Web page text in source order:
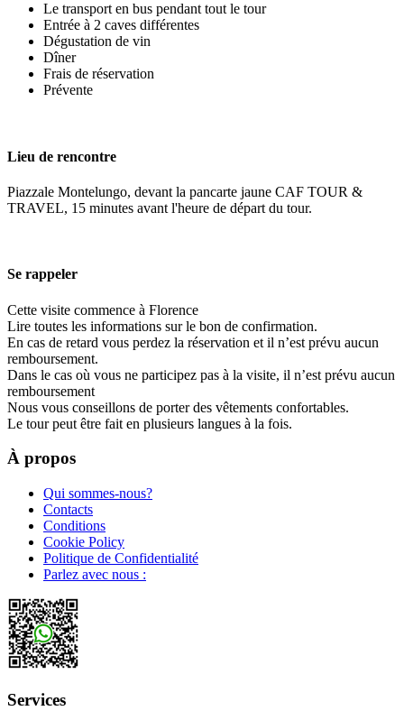
Le transport en bus pendant tout le tour
Entrée à 2 caves différentes
Dégustation de vin
Dîner
Frais de réservation
Prévente
Lieu de rencontre
Piazzale Montelungo, devant la pancarte jaune CAF TOUR &
TRAVEL, 15 minutes avant l'heure de départ du tour.
Se rappeler
Cette visite commence à Florence
Lire toutes les informations sur le bon de confirmation.
En cas de retard vous perdez la réservation et il n’est prévu aucun
remboursement.
Dans le cas où vous ne participez pas à la visite, il n’est prévu aucun
remboursement
Nous vous conseillons de porter des vêtements confortables.
Le tour peut être fait en plusieurs langues à la fois.
À propos
Qui sommes-nous?
Contacts
Conditions
Cookie Policy
Politique de Confidentialité
Parlez avec nous :
Services